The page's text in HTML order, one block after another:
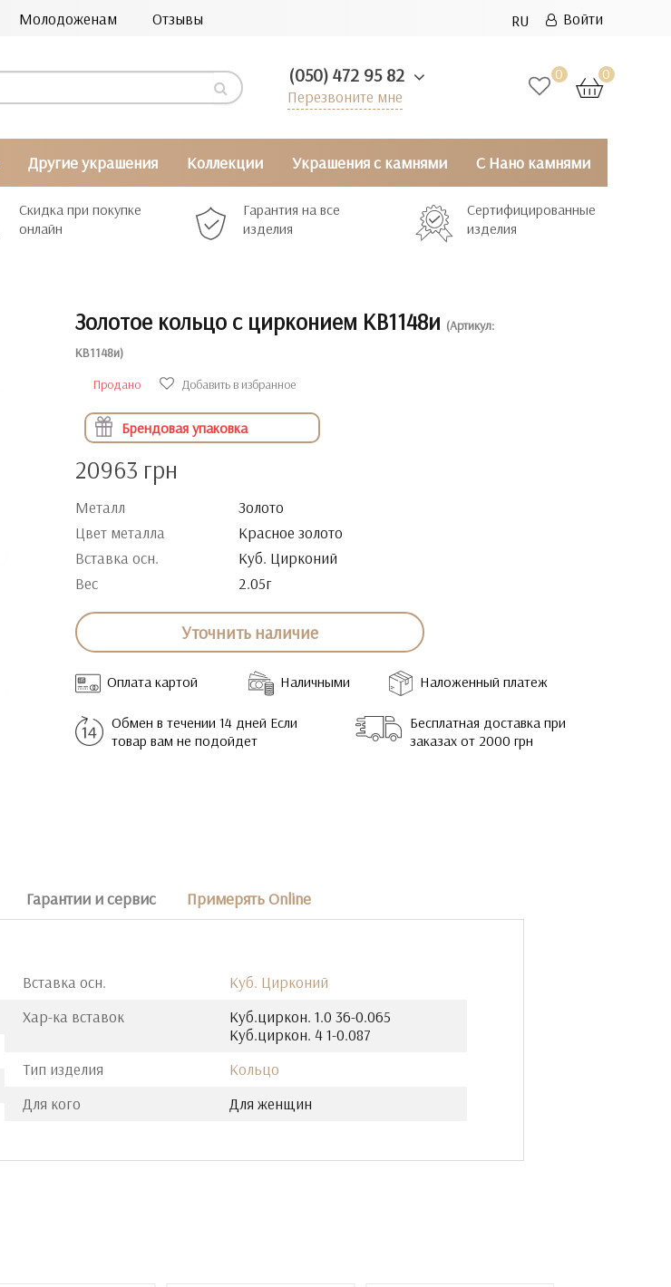
Молодоженам Отзывы RU Войти
0 0
(050) 472 95 82
Перезвоните мне
Другие украшения Коллекции Украшения с камнями С Нано камнями
Скидка при покупке
онлайн
Гарантия на все
изделия
Сертифицированные
изделия
Золотое кольцо с цирконием КВ1148и (Артикул:
КВ1148и)
Продано
Добавить в избранное
Брендовая упаковка
20963 грн
Металл
Золото
Цвет металла
Красное золото
Вставка осн.
Куб. Цирконий
Вес
2.05г
Уточнить наличие
Оплата картой Наличными Наложенный платеж
Обмен в течении 14 дней Если
товар вам не подойдет
Бесплатная доставка при
заказах от 2000 грн
Гарантии и сервис Примерять Online
Вставка осн.
Куб. Цирконий
Хар-ка вставок
Куб.циркон. 1.0 36-0.065
Куб.циркон. 4 1-0.087
Тип изделия
Кольцо
Для кого
Для женщин